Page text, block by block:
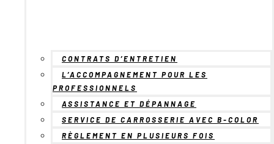
CONTRATS D’ENTRETIEN
L’ACCOMPAGNEMENT POUR LES
PROFESSIONNELS
ASSISTANCE ET DÉPANNAGE
SERVICE DE CARROSSERIE AVEC B-COLOR
RÈGLEMENT EN PLUSIEURS FOIS